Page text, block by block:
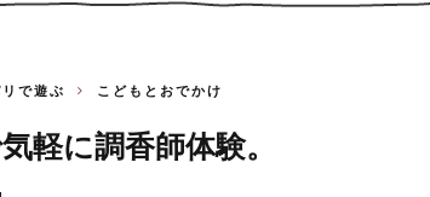
で遊ぶ こどもとおでかけ
軽に調香師体験。